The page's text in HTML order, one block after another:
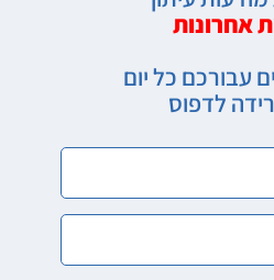
אחרונות
עבורכם כל יום
לדפוס